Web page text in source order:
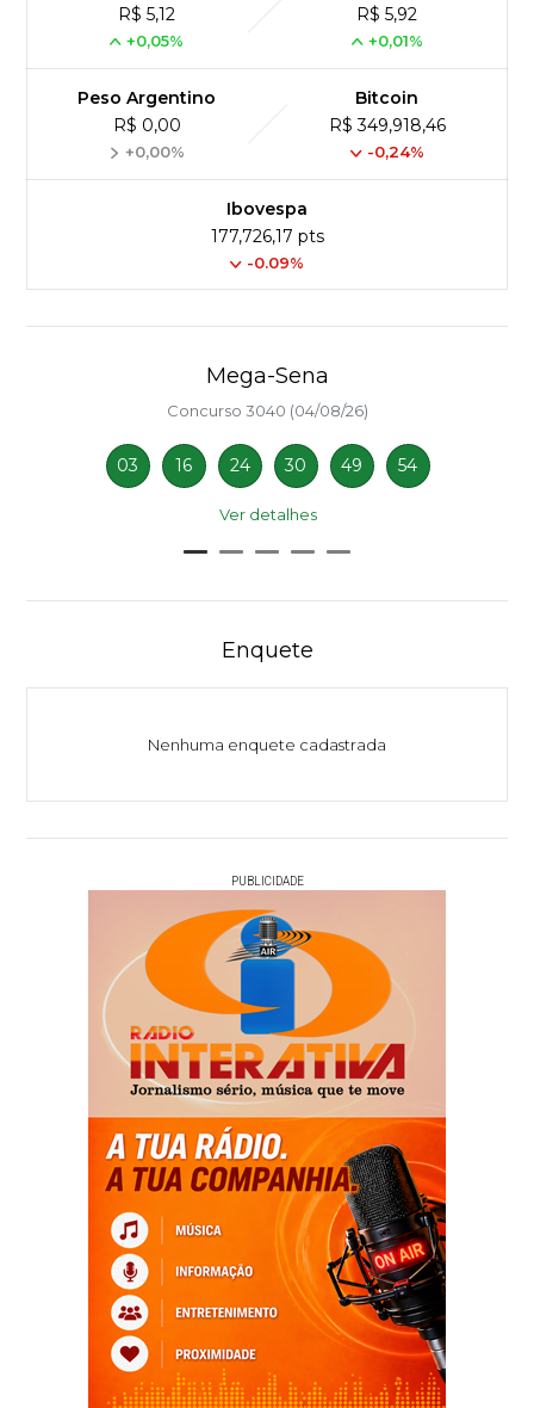
R$ 5,12
+0,05%
R$ 5,92
+0,01%
Peso Argentino
R$ 0,00
+0,00%
Bitcoin
R$ 349,918,46
-0,24%
Ibovespa
177,726,17 pts
-0.09%
Mega-Sena
Concurso 3040 (04/08/26)
03 16 24 30 49 54
Ver detalhes
Enquete
Nenhuma enquete cadastrada
PUBLICIDADE